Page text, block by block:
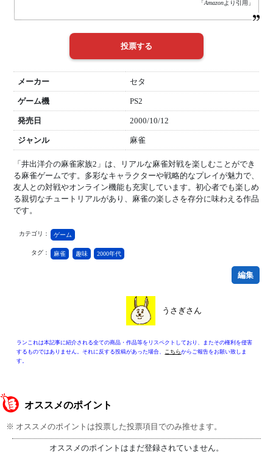
「Amazonより引用」
メーカー セタ
ゲーム機 PS2
発売日 2000/10/12
ジャンル 麻雀
「井出洋介の麻雀家族2」は、リアルな麻雀対戦を楽しむことができ
る麻雀ゲームです。多彩なキャラクターや戦略的なプレイが魅力で、
友人との対戦やオンライン機能も充実しています。初心者でも楽しめ
る親切なチュートリアルがあり、麻雀の楽しさを存分に味わえる作品
です。
カテゴリ： ゲーム
タグ： 麻雀 趣味 2000年代
編集
うさぎさん
ランこれは本記事に紹介される全ての商品・作品等をリスペクトしており、またその権利を侵害
するものではありません。それに反する投稿があった場合、 こちらからご報告をお願い致しま
す。
オススメのポイント
※ オススメのポイントは投票した投票項目でのみ推せます。
オススメのポイントはまだ登録されていません。